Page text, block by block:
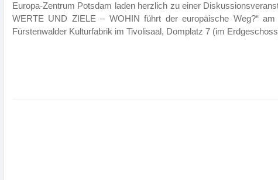
Europa-Zentrum Potsdam laden herzlich zu einer
WERTE UND ZIELE – WOHIN führt der europäische Weg?“
Fürstenwalder Kulturfabrik im Tivolisaal, Domplatz 7 (im